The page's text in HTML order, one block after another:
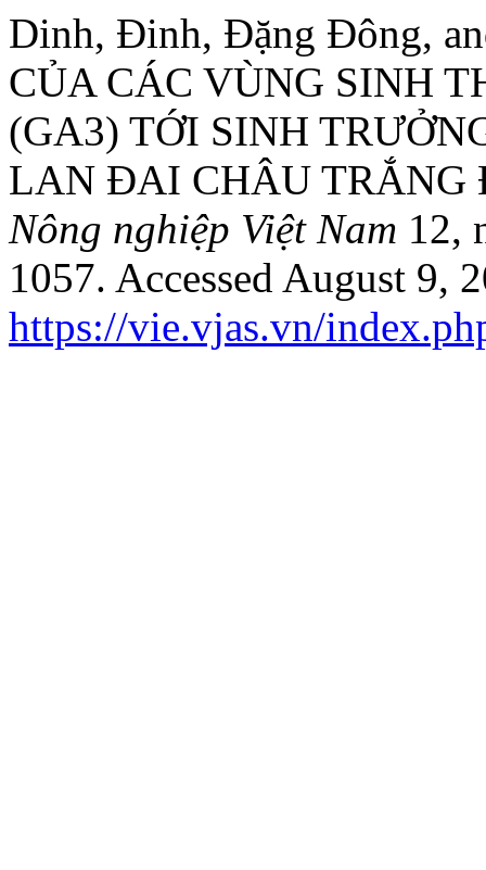
Dinh, Đinh, Đặng Đông,
CỦA CÁC VÙNG SINH
(GA3) TỚI SINH
LAN ĐAI CHÂU
Nông nghiệp Việt Nam 12,
1057. Accessed August 9,
https://vie.vjas.vn/